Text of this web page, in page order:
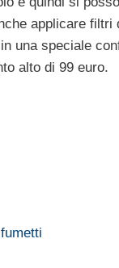
applicare
una speciale
alto di 99 euro.